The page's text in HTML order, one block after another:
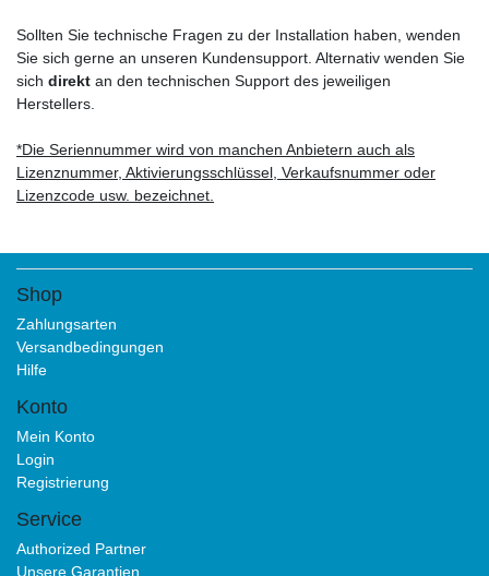
Sollten Sie technische Fragen zu der Installation haben, wenden
Sie sich gerne an unseren Kundensupport. Alternativ wenden Sie
sich direkt an den technischen Support des jeweiligen
Herstellers.
*Die Seriennummer wird von manchen Anbietern auch als
Lizenznummer, Aktivierungsschlüssel, Verkaufsnummer oder
Lizenzcode usw. bezeichnet.
Shop
Zahlungsarten
Versandbedingungen
Hilfe
Konto
Mein Konto
Login
Registrierung
Service
Authorized Partner
Unsere Garantien